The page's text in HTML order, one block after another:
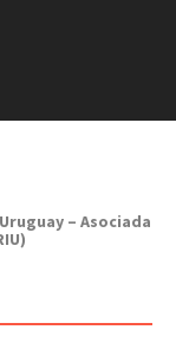
– Asociada